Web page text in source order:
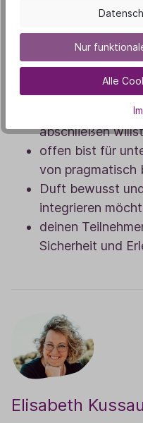
Passend für
bereits Gruppen
vertiefen
weißt, dass
wie Inhalte
deine Sessions
abschließen willst
offen bist für
von pragmatisch
Duft bewusst
integrieren
deinen
Sicherheit und
Elisabeth
Nur
Alle